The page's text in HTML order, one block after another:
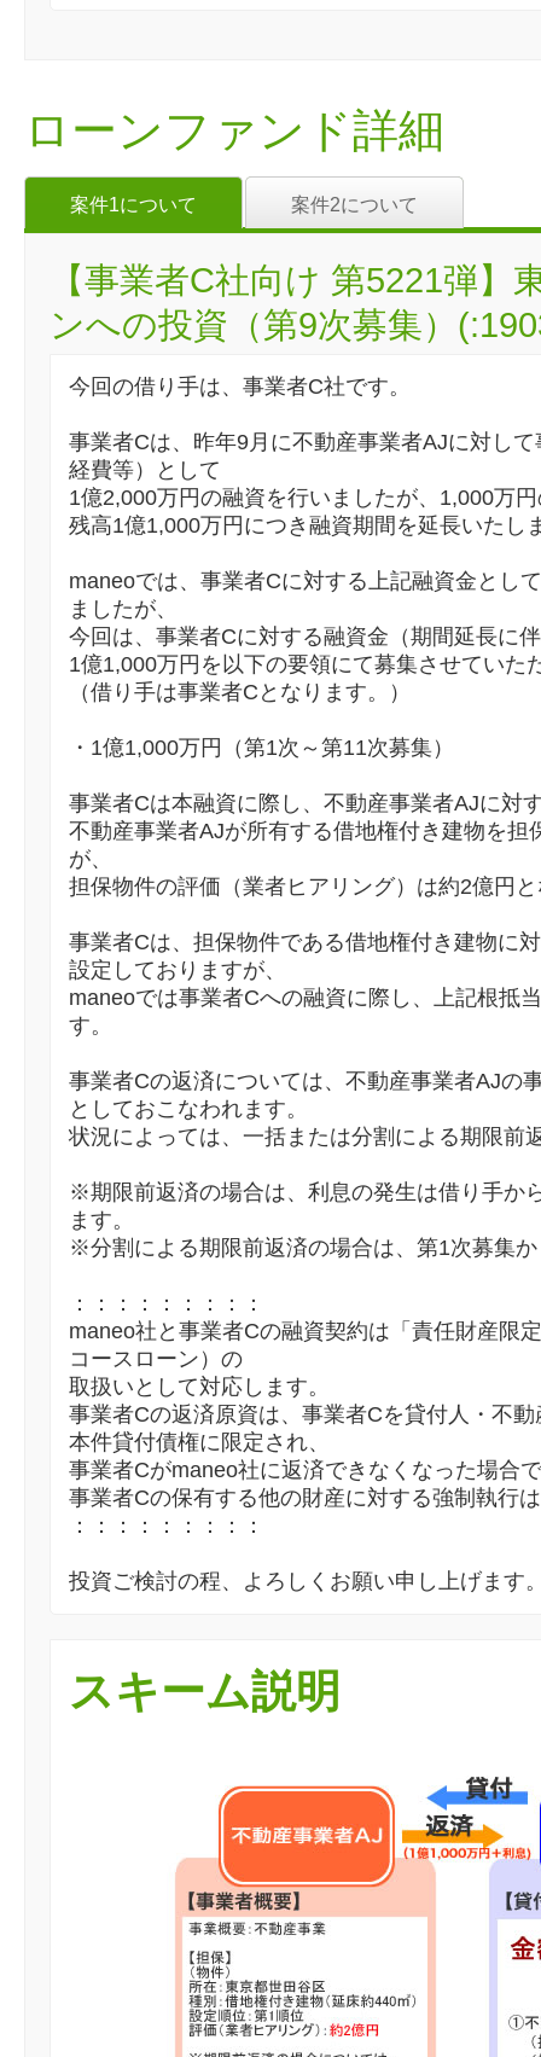
ローンファンド詳細
案件1について 案件2について
【事業者C社向け 第5221弾
ンへの投資（第9次募集）
今回の借り手は、事業者C社です。
事業者Cは、昨年9月に不動産事業者AJに対し
経費等）として
1億2,000万円の融資を行いましたが、1,000万
残高1億1,000万円につき融資期間を延長いたし
maneoでは、事業者Cに対する上記融資金とし
ましたが、
今回は、事業者Cに対する融資金（期間延長に
1億1,000万円を以下の要領にて募集させていた
（借り手は事業者Cとなります。）
・1億1,000万円（第1次～第11次募集）
事業者Cは本融資に際し、不動産事業者AJに対
不動産事業者AJが所有する借地権付き建物を担
が、
担保物件の評価（業者ヒアリング）は約2億円
事業者Cは、担保物件である借地権付き建物に
設定しておりますが、
maneoでは事業者Cへの融資に際し、上記根抵
す。
事業者Cの返済については、不動産事業者AJの
としておこなわれます。
状況によっては、一括または分割による期限前
※期限前返済の場合は、利息の発生は借り手か
ます。
※分割による期限前返済の場合は、第1次募集
：：：：：：：：：
maneo社と事業者Cの融資契約は「責任財産限
コースローン）の
取扱いとして対応します。
事業者Cの返済原資は、事業者Cを貸付人・不
本件貸付債権に限定され、
事業者Cがmaneo社に返済できなくなった場合
事業者Cの保有する他の財産に対する強制執行
：：：：：：：：：
投資ご検討の程、よろしくお願い申し上げます
スキーム説明